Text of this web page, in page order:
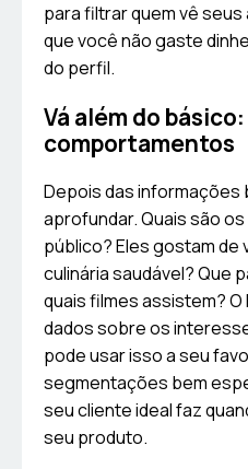
para filtrar quem vê
que você não gaste
do perfil.
Vá além do
comportamentos
Depois das informações
aprofundar. Quais são os
público? Eles gostam de
culinária saudável? Que
quais filmes assistem?
dados sobre os
pode usar isso a seu
segmentações bem
seu cliente ideal faz
seu produto.